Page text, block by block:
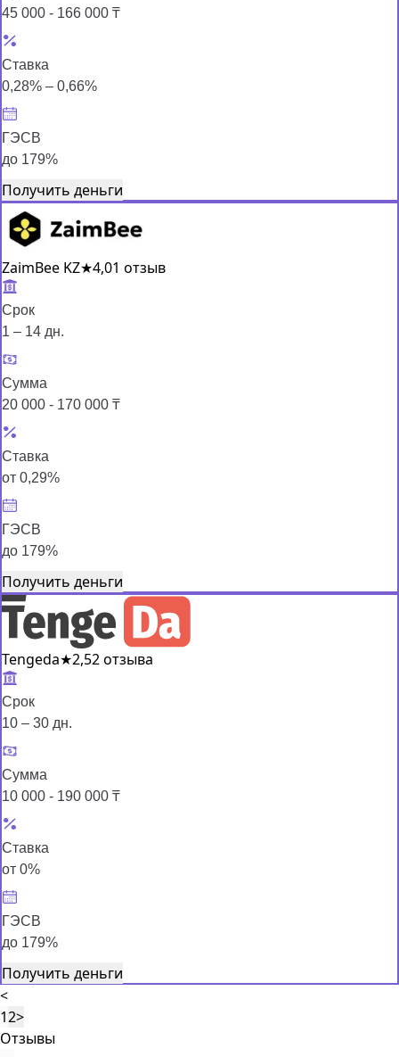
45 000 - 166 000 ₸
Ставка
0,28% – 0,66%
ГЭСВ
до 179%
Получить деньги
ZaimBee KZ★4,01 отзыв
Срок
1 – 14 дн.
Сумма
20 000 - 170 000 ₸
Ставка
от 0,29%
ГЭСВ
до 179%
Получить деньги
Tengeda★2,52 отзыва
Срок
10 – 30 дн.
Сумма
10 000 - 190 000 ₸
Ставка
от 0%
ГЭСВ
до 179%
Получить деньги
<
12>
Отзывы